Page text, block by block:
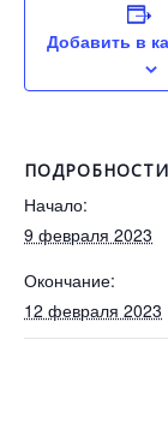
Добавить в
ПОДРОБНОСТИ
Начало:
9 февраля 2023
Окончание:
12 февраля 2023